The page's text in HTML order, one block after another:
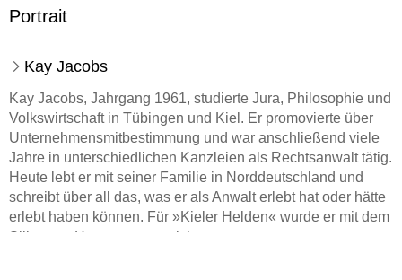
Portrait
Kay Jacobs
Kay Jacobs, Jahrgang 1961, studierte Jura, Philosophie und
Volkswirtschaft in Tübingen und Kiel. Er promovierte über
Unternehmensmitbestimmung und war anschließend viele
Jahre in unterschiedlichen Kanzleien als Rechtsanwalt tätig.
Heute lebt er mit seiner Familie in Norddeutschland und
schreibt über all das, was er als Anwalt erlebt hat oder hätte
erlebt haben können. Für »Kieler Helden« wurde er mit dem
Silbernen Homer ausgezeichnet.